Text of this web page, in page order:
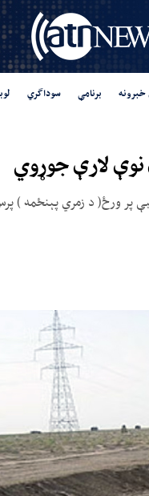
خبرونه برنامې سوداگري
نوې لارې جوړوي
ورځ( د زمري پېنځمه )